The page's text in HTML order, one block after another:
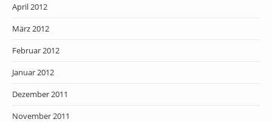
April 2012
März 2012
Februar 2012
Januar 2012
Dezember 2011
November 2011